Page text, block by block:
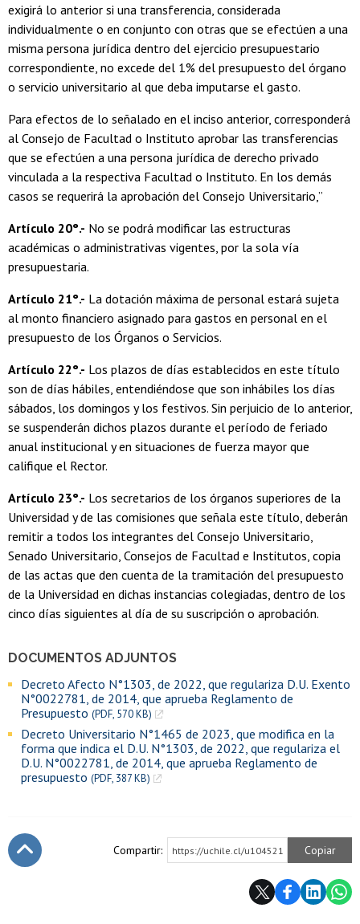
DOCUMENTOS ADJUNTOS
Decreto Afecto N°1303, de 2022, que regulariza D.U. Exento
N°0022781, de 2014, que aprueba Reglamento de
Presupuesto (PDF, 570 KB)
Decreto Universitario N°1465 de 2023, que modifica en la
forma que indica el D.U. N°1303, de 2022, que regulariza el
D.U. N°0022781, de 2014, que aprueba Reglamento de
presupuesto (PDF, 387 KB)
exigirá lo anterior si una transferencia, considerada
individualmente o en conjunto con otras que se efectúen a una
misma persona jurídica dentro del ejercicio presupuestario
correspondiente, no excede del 1% del presupuesto del órgano
o servicio universitario al que deba imputarse el gasto.
Para efectos de lo señalado en el inciso anterior, corresponderá
al Consejo de Facultad o Instituto aprobar las transferencias
que se efectúen a una persona jurídica de derecho privado
vinculada a la respectiva Facultad o Instituto. En los demás
casos se requerirá la aprobación del Consejo Universitario,”
Artículo 20°.- No se podrá modificar las estructuras
académicas o administrativas vigentes, por la sola vía
presupuestaria.
Artículo 21°.- La dotación máxima de personal estará sujeta
al monto financiero asignado para gastos en personal en el
presupuesto de los Órganos o Servicios.
Artículo 22°.- Los plazos de días establecidos en este título
son de días hábiles, entendiéndose que son inhábiles los días
sábados, los domingos y los festivos. Sin perjuicio de lo anterior,
se suspenderán dichos plazos durante el período de feriado
anual institucional y en situaciones de fuerza mayor que
califique el Rector.
Artículo 23°.- Los secretarios de los órganos superiores de la
Universidad y de las comisiones que señala este título, deberán
remitir a todos los integrantes del Consejo Universitario,
Senado Universitario, Consejos de Facultad e Institutos, copia
de las actas que den cuenta de la tramitación del presupuesto
de la Universidad en dichas instancias colegiadas, dentro de los
cinco días siguientes al día de su suscripción o aprobación.
Compartir: https://uchile.cl/u104521 Copiar